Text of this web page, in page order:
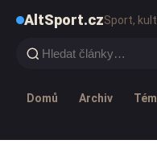
AltSport.czSport,
Domů Archiv